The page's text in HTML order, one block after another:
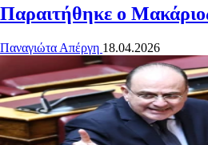
Παραιτήθηκε ο
Παναγιώτα Απέργη 18.04.2026